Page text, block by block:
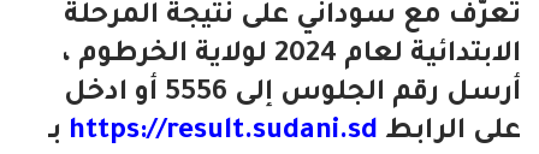
تعرّف مع سوداني على نتيجة المرحلة
الابتدائية لعام 2024 لولاية الخرطوم ،
أرسل رقم الجلوس إلى 5556 أو ادخل
على الرابط https://result.sudani.sd بـ